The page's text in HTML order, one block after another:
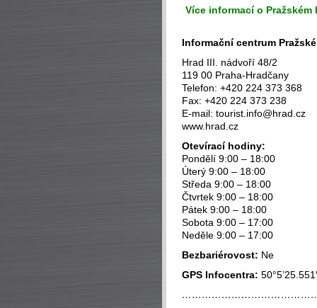
Více informací o Pražském
Informační centrum
Hrad III. nádvoří 48/2
119 00 Praha-Hradčany
Telefon: +420 224 373 368
Fax: +420 224 373 238
E-mail: tourist.info@hrad.cz
www.hrad.cz
Otevírací hodiny:
Pondělí 9:00 – 18:00
Úterý 9:00 – 18:00
Středa 9:00 – 18:00
Čtvrtek 9:00 – 18:00
Pátek 9:00 – 18:00
Sobota 9:00 – 17:00
Neděle 9:00 – 17:00
Bezbariérovost: Ne
GPS Infocentra: